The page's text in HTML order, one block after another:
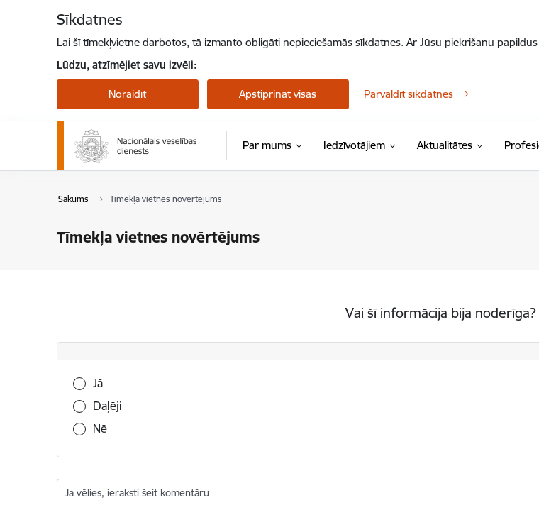
Sīkdatnes
Lai šī tīmekļvietne darbotos, tā izmanto obligāti nepieciešamās sīkdatnes. Ar Jūsu piekrišanu
Lūdzu, atzīmējiet savu izvēli:
Noraidīt Apstiprināt visas Pārvaldīt sīkdatnes
Par mums Iedzīvotājiem Aktualitātes
Sākums Tīmekļa vietnes novērtējums
Tīmekļa vietnes novērtējums
Vai šī informācija bija noderīga?
Vai šī informācija bija noderīga?
Jā
Daļēji
Nē
Ja vēlies, ieraksti šeit komentāru